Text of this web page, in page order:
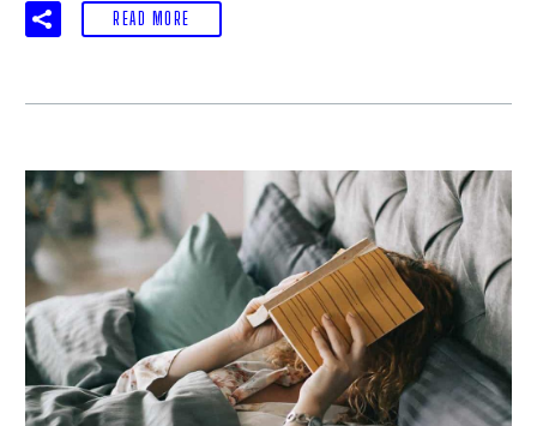
READ MORE